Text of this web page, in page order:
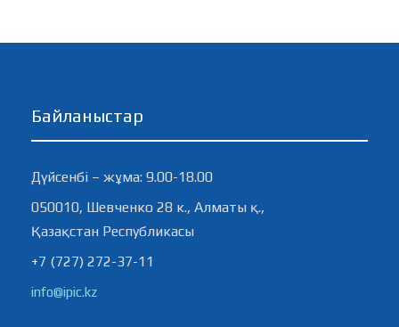
Байланыстар
Дүйсенбі – жұма: 9.00-18.00
050010, Шевченко 28 к., Алматы қ.,
Қазақстан Республикасы
+7 (727) 272-37-11
info@ipic.kz